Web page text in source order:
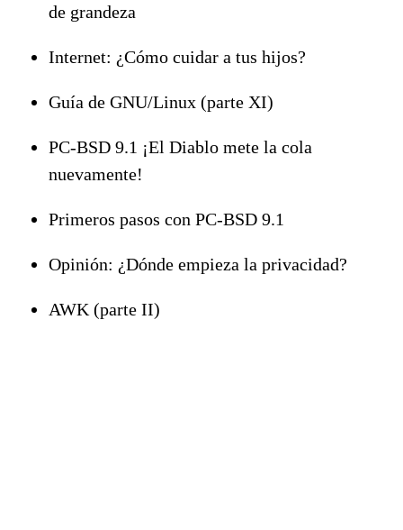
de grandeza
Internet: ¿Cómo cuidar a tus hijos?
Guía de GNU/Linux (parte XI)
PC-BSD 9.1 ¡El Diablo mete la cola
nuevamente!
Primeros pasos con PC-BSD 9.1
Opinión: ¿Dónde empieza la privacidad?
AWK (parte II)